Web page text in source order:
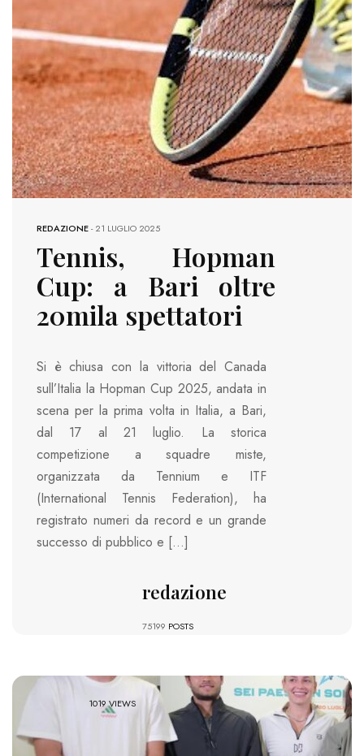
REDAZIONE-21 LUGLIO 2025
Tennis, Hopman
Cup: a Bari oltre
20mila spettatori
Si è chiusa con la vittoria del Canada
sull’Italia la Hopman Cup 2025, andata in
scena per la prima volta in Italia, a Bari,
dal 17 al 21 luglio. La storica
competizione a squadre miste,
organizzata da Tennium e ITF
(International Tennis Federation), ha
registrato numeri da record e un grande
successo di pubblico e […]
redazione
75199 POSTS
1019 VIEWS